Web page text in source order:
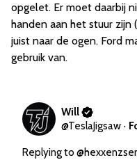
opgelet. Er moet daarbij
handen aan het stuur zijn
juist naar de ogen. Ford
gebruik van.
Will
@TeslaJigsaw ·
Replying to @